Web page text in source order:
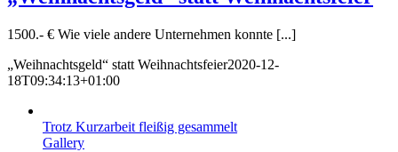
1500.- € Wie viele andere Unternehmen konnte [...]
„Weihnachtsgeld“ statt Weihnachtsfeier2020-12-
18T09:34:13+01:00
Trotz Kurzarbeit fleißig gesammelt
Gallery